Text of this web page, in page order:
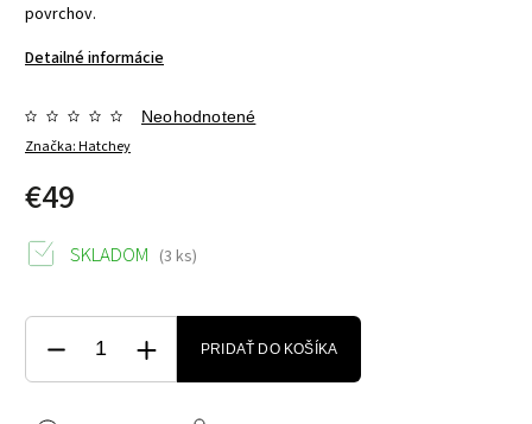
povrchov.
Detailné informácie
Značka:Hatchey
Neohodnotené
€49
SKLADOM (3 ks)
PRIDAŤ DO KOŠÍKA